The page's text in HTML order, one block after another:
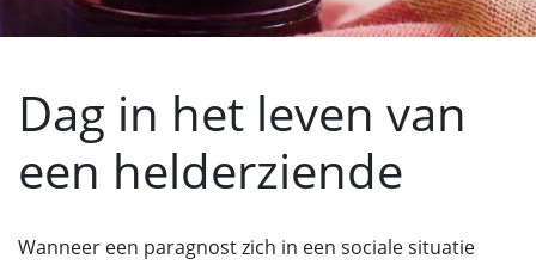
Dag in het leven van
een helderziende
Wanneer een paragnost zich in een sociale situatie